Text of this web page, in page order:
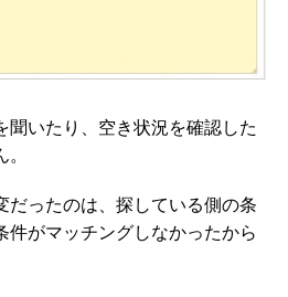
聞いたり、空き状況を確認した
だったのは、探している側の条
件がマッチングしなかったから